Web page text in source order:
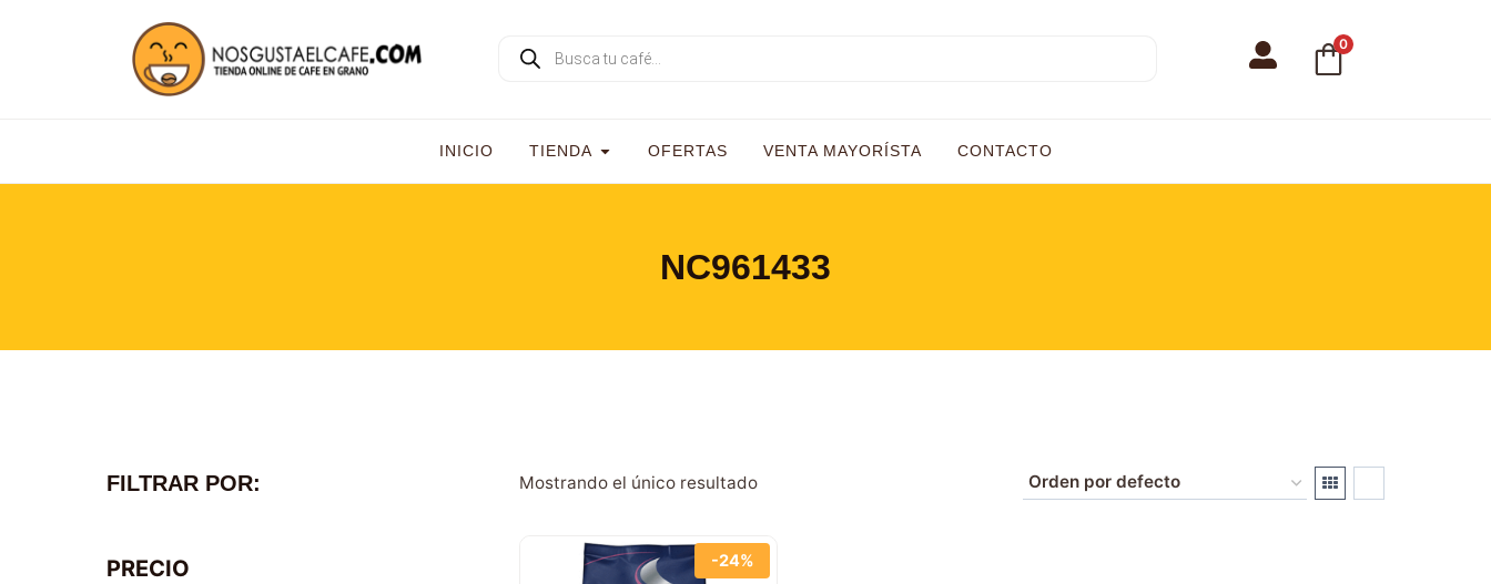
0
INICIO TIENDA OFERTAS VENTA MAYORÍSTA CONTACTO
NC961433
Mostrando el único resultado
-24%
FILTRAR POR:
PRECIO